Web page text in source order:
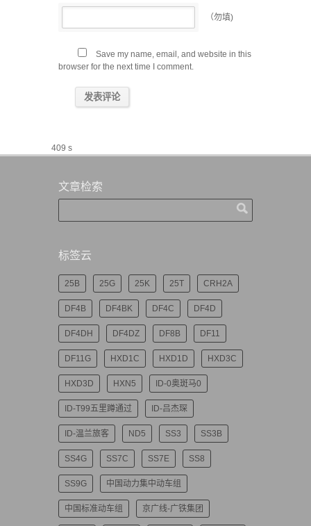
（勿填)
Save my name, email, and website in this
browser for the next time I comment.
409 s
文章检索
标签云
25B 25G 25K 25T CRH2A
DF4B DF4BK DF4C DF4D
DF4DH DF4DZ DF8B DF11
DF11G HXD1C HXD1D HXD3C
HXD3D HXN5 ID-0奥斑马0
ID-T99五里蹲通过 ID-吕杰琛
ID-温兰旅客 ND5 SS3 SS3B
SS4G SS7C SS7E SS8
SS9G 中国动力集中动车组
中国标准动车组 京广线-广铁集团